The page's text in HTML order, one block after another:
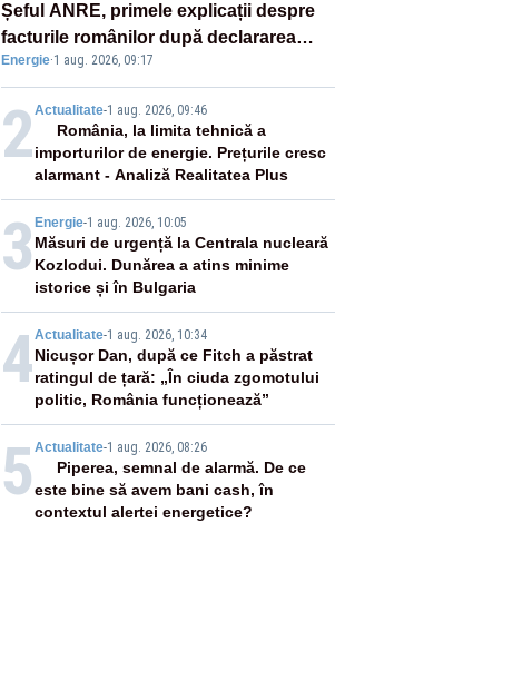
Șeful ANRE, primele explicații despre
facturile românilor după declararea
alertei energetice
Energie·1 aug. 2026, 09:17
2Actualitate-1 aug. 2026, 09:46
România, la limita tehnică a
importurilor de energie. Prețurile cresc
alarmant - Analiză Realitatea Plus
3 Energie-1 aug. 2026, 10:05
Măsuri de urgență la Centrala nucleară
Kozlodui. Dunărea a atins minime
istorice și în Bulgaria
4Actualitate-1 aug. 2026, 10:34
Nicușor Dan, după ce Fitch a păstrat
ratingul de țară: „În ciuda zgomotului
politic, România funcționează”
5 Actualitate-1 aug. 2026, 08:26
Piperea, semnal de alarmă. De ce
este bine să avem bani cash, în
contextul alertei energetice?